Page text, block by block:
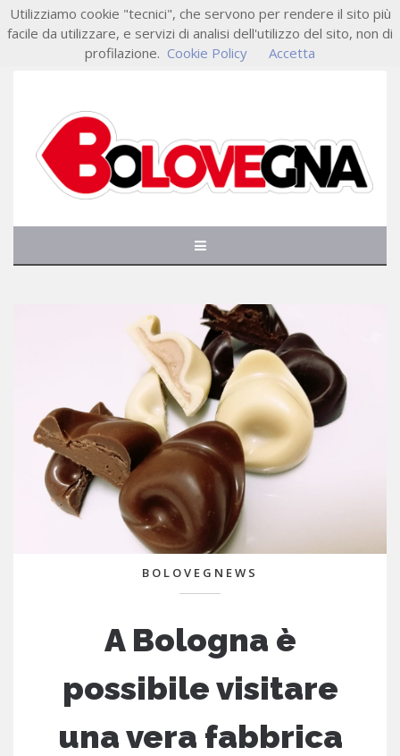
BOLOVEGNEWS
A Bologna è
possibile visitare
una vera fabbrica
Utilizziamo cookie "tecnici", che servono per rendere il sito più
facile da utilizzare, e servizi di analisi dell'utilizzo del sito, non di
profilazione. Cookie Policy Accetta